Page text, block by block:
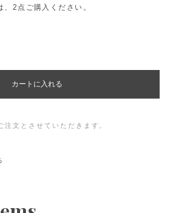
2点ご購入ください。
カートに入れる
文とさせていただきます。